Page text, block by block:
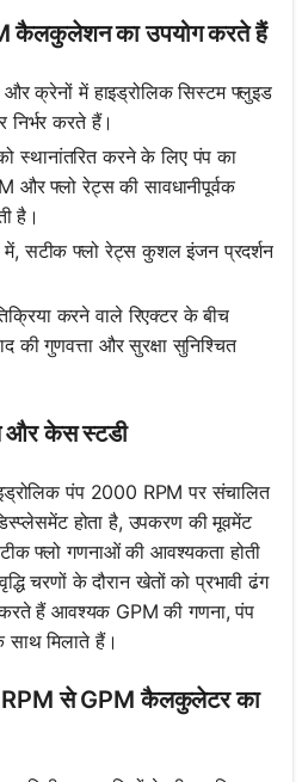
कैलकुलेशन का उपयोग करते हैं
क्रेनों में हाइड्रोलिक सिस्टम फ्लुइड
करते हैं।
स्थानांतरित करने के लिए पंप का
और फ्लो रेट्स की सावधानीपूर्वक
है।
में, सटीक फ्लो रेट्स कुशल इंजन प्रदर्शन
करने वाले रिएक्टर के बीच
की गुणवत्ता और सुरक्षा सुनिश्चित
और केस स्टडी
पंप 2000 RPM पर संचालित
होता है, उपकरण की मूवमेंट
फ्लो गणनाओं की आवश्यकता होती
चरणों के दौरान खेतों को प्रभावी ढंग
हैं आवश्यक GPM की गणना, पंप
साथ मिलाते हैं।
में RPM से GPM कैलकुलेटर का